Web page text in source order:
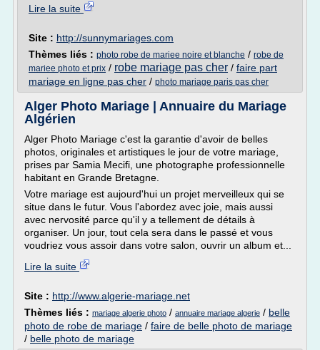
Lire la suite
Site : http://sunnymariages.com
Thèmes liés : photo robe de mariee noire et blanche / robe de
mariee photo et prix / robe mariage pas cher / faire part
mariage en ligne pas cher / photo mariage paris pas cher
Alger Photo Mariage | Annuaire du Mariage
Algérien
Alger Photo Mariage c'est la garantie d'avoir de belles
photos, originales et artistiques le jour de votre mariage,
prises par Samia Mecifi, une photographe professionnelle
habitant en Grande Bretagne.
Votre mariage est aujourd'hui un projet merveilleux qui se
situe dans le futur. Vous l'abordez avec joie, mais aussi
avec nervosité parce qu'il y a tellement de détails à
organiser. Un jour, tout cela sera dans le passé et vous
voudriez vous assoir dans votre salon, ouvrir un album et...
Lire la suite
Site : http://www.algerie-mariage.net
Thèmes liés : mariage algerie photo / annuaire mariage algerie / belle
photo de robe de mariage / faire de belle photo de mariage
/ belle photo de mariage